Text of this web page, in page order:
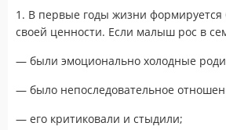
1. В первые годы жизни формируется
своей ценности. Если малыш рос в
— были эмоционально холодные
— было непоследовательное
— его критиковали и стыдили;